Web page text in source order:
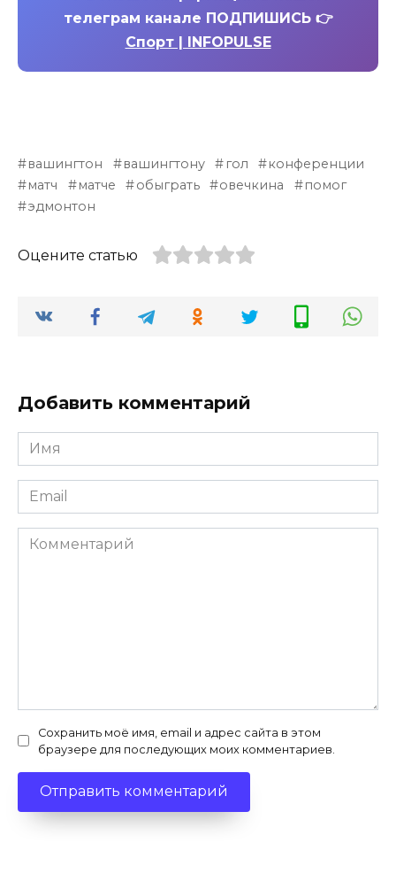
телеграм канале ПОДПИШИСЬ 👉
Спорт | INFOPULSE
вашингтон вашингтону гол
конференции
матч
матче обыграть овечкина
помог
эдмонтон
Оцените статью
Добавить комментарий
Имя
*
Email
*
Комментарий
Сохранить моё имя, email и адрес сайта в этом
браузере для последующих моих комментариев.